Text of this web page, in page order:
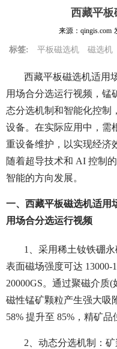
西藏平板
来源：qingis.com
标签: 平板磁选机 磁选机
西藏平板磁选机适用
用场合分选运行视频，锰
态分选机制和智能化控制
设备。在实际应用中，需
重设备维护，以实现经济
随着超导技术和 AI 控制
智能的方向发展。
一、西藏平板磁选机适用
用场合分选运行视频
1、采用稀土钕铁硼
表面磁场强度可达 13000-
20000GS。通过聚磁介质
磁性锰矿颗粒产生强大吸
58% 提升至 85%，精矿品
2、动态分选机制： 矿